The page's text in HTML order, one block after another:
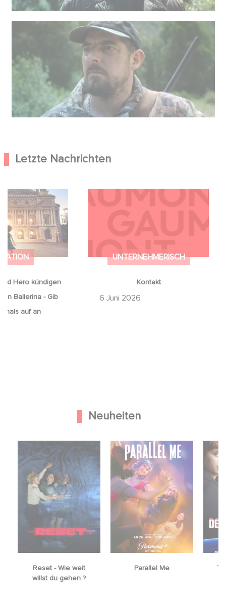
Letzte Nachrichten
Hero kündigen
Ballerina - Gib
auf an
Hero kündigen
Ballerina - Gib
auf an
UNTERNEHMERISCH
Kontakt
6 Juni 2026
Neuheiten
Reset - Wie weit
willst du gehen ?
Parallel Me